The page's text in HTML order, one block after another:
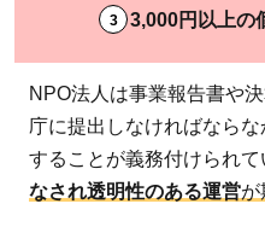
に
お
す
す
め
3,000円以上の
NPO法人は事業報告書や
庁に提出しなければなら
することが義務付けられ
なされ透明性のある運営が